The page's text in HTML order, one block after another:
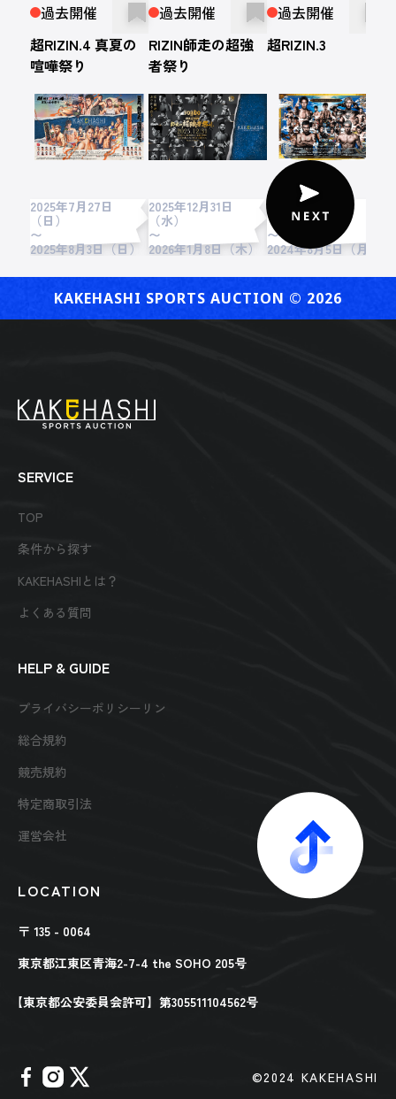
過去開催
超RIZIN.4 真夏の
喧嘩祭り
2025年7月27日
（日）
〜
2025年8月3日（日）
過去開催
RIZIN師走の超強
者祭り
2025年12月31日
（水）
〜
2026年1月8日（木）
過去開催
超RIZIN.3
2024年7月28日
（日）
〜
2024年8月5日（月）
KAKEHASHI SPORTS AUCTION ©︎ 2026
SERVICE
TOP
条件から探す
KAKEHASHIとは？
よくある質問
HELP & GUIDE
プライバシーポリシーリン
総合規約
競売規約
特定商取引法
運営会社
LOCATION
〒 135 - 0064
東京都江東区青海2-7-4 the SOHO 205号
【東京都公安委員会許可】第305511104562号
©︎2024 KAKEHASHI